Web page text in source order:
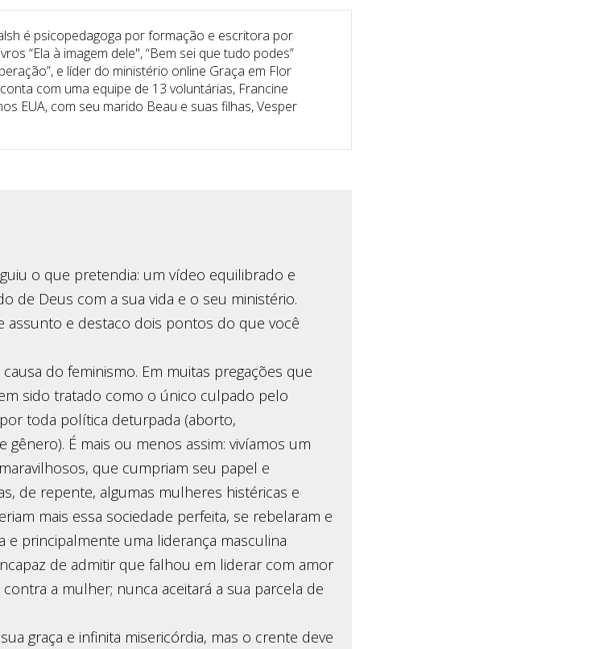
é psicopedagoga por formação e escritora por
“Ela à imagem dele", “Bem sei que tudo podes”
e líder do ministério online Graça em Flor
com uma equipe de 13 voluntárias, Francine
EUA, com seu marido Beau e suas filhas, Vesper
o que pretendia: um vídeo equilibrado e
de Deus com a sua vida e o seu ministério.
assunto e destaco dois pontos do que você
do feminismo. Em muitas pregações que
sido tratado como o único culpado pelo
toda política deturpada (aborto,
gênero). É mais ou menos assim: vivíamos um
que cumpriam seu papel e
de repente, algumas mulheres histéricas e
mais essa sociedade perfeita, se rebelaram e
e principalmente uma liderança masculina
de admitir que falhou em liderar com amor
a mulher; nunca aceitará a sua parcela de
graça e infinita misericórdia, mas o crente deve